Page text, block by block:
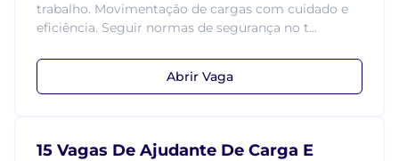
trabalho. Movimentação de cargas com cuidado e
eficiência. Seguir normas de segurança no t...
Abrir Vaga
15 Vagas De Ajudante De Carga E